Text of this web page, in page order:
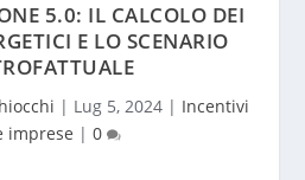
5.0: IL CALCOLO DEI
E LO SCENARIO
| Lug 5, 2024| Incentivi
imprese | 0